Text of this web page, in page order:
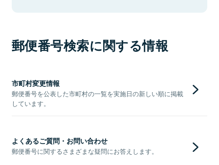
郵便番号検索に関する情報
市町村変更情報
郵便番号を公表した市町村の一覧を実施日の新しい順に掲載
しています。
よくあるご質問・お問い合わせ
郵便番号に関するさまざまな疑問にお答えします。